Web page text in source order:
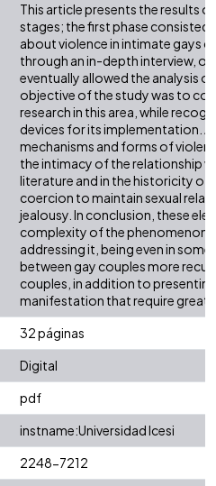
This article presents the results
stages; the first phase consisted
about violence in intimate gays
through an in-depth interview,
eventually allowed the analysis
objective of the study was to
research in this area, while
devices for its implementation.
mechanisms and forms of
the intimacy of the relationship
literature and in the historicity of
coercion to maintain sexual
jealousy. In conclusion, these
complexity of the phenomenon,
addressing it, being even in
between gay couples more
couples, in addition to
manifestation that require
32 páginas
Digital
pdf
instname:Universidad Icesi
2248-7212